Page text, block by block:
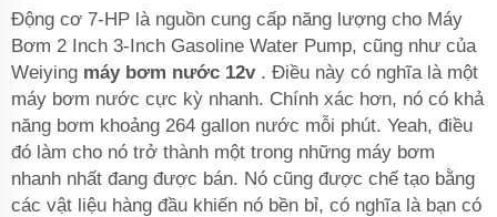
Động cơ 7-HP là nguồn cung cấp năng lượng cho Máy
Bơm 2 Inch 3-Inch Gasoline Water Pump, cũng như của
Weiying máy bơm nước 12v . Điều này có nghĩa là một
máy bơm nước cực kỳ nhanh. Chính xác hơn, nó có khả
năng bơm khoảng 264 gallon nước mỗi phút. Yeah, điều
đó làm cho nó trở thành một trong những máy bơm
nhanh nhất đang được bán. Nó cũng được chế tạo bằng
các vật liệu hàng đầu khiến nó bền bỉ, có nghĩa là bạn có